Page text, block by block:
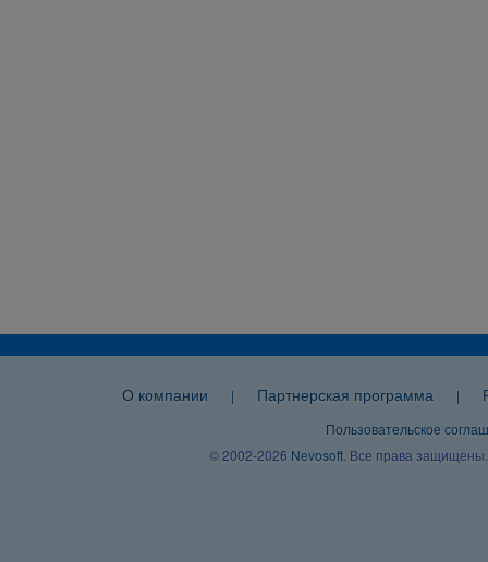
О компании | Партнерская программа |
Пользовательское
© 2002-2026 Nevosoft . Все права защищены